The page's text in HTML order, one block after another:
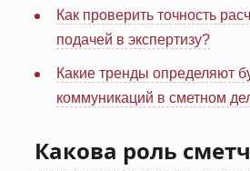
Как проверить точность
подачей в экспертизу?
Какие тренды определяют
коммуникаций в сметном
Какова роль